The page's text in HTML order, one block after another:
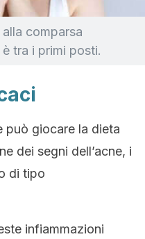
comparsa
tra i primi posti.
può giocare la dieta
dei segni dell’acne, i
di tipo
infiammazioni